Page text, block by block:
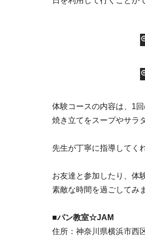
体験コースの内容は、1
焼き立てをスープやサラ
先生が丁寧に指導してく
お友達と参加したり、体
素敵な時間を過ごしてみ
■パン教室☆JAM
住所：神奈川県横浜市西